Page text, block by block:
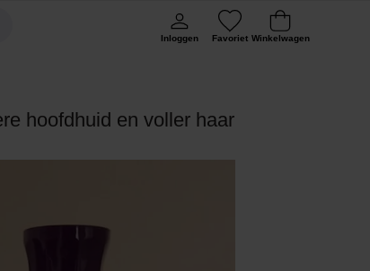
Inloggen Favoriet Winkelwagen
hoofdhuid en voller haar